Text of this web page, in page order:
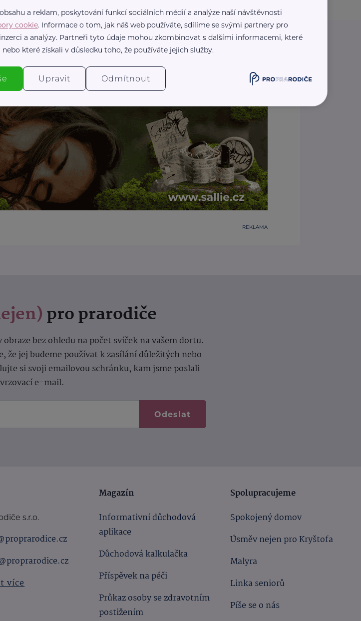
REKLAMA
REKLAMA
pro prarodiče
bez ohledu na počet svíček na vašem dortu.
že jej budeme používat k zasílání důležitých nebo
si svoji emailovou schránku, kam jsme poslali
e-mail.
Odeslat
s.r.o.
více
Magazín
Informativní důchodová
aplikace
Důchodová kalkulačka
Příspěvek na péči
Průkaz osoby se zdravotním
postižením
Spolupracujeme
Spokojený domov
Úsměv nejen pro Kryštofa
Malyra
Linka seniorů
Píše se o nás
a reklam, poskytování funkcí sociálních médií a analýze naší návštěvnosti
cookie. Informace o tom, jak náš web používáte, sdílíme se svými partnery pro
a analýzy. Partneři tyto údaje mohou zkombinovat s dalšími informacemi, které
které získali v důsledku toho, že používáte jejich služby.
Upravit Odmítnout